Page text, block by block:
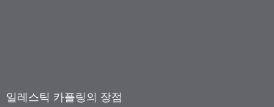
일레스틱 카플링의 장점